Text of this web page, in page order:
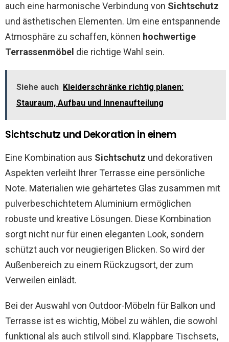
auch eine harmonische Verbindung von Sichtschutz
und ästhetischen Elementen. Um eine entspannende
Atmosphäre zu schaffen, können hochwertige
Terrassenmöbel die richtige Wahl sein.
Siehe auch Kleiderschränke richtig planen:
Stauraum, Aufbau und Innenaufteilung
Sichtschutz und Dekoration in einem
Eine Kombination aus Sichtschutz und dekorativen
Aspekten verleiht Ihrer Terrasse eine persönliche
Note. Materialien wie gehärtetes Glas zusammen mit
pulverbeschichtetem Aluminium ermöglichen
robuste und kreative Lösungen. Diese Kombination
sorgt nicht nur für einen eleganten Look, sondern
schützt auch vor neugierigen Blicken. So wird der
Außenbereich zu einem Rückzugsort, der zum
Verweilen einlädt.
Bei der Auswahl von Outdoor-Möbeln für Balkon und
Terrasse ist es wichtig, Möbel zu wählen, die sowohl
funktional als auch stilvoll sind. Klappbare Tischsets,